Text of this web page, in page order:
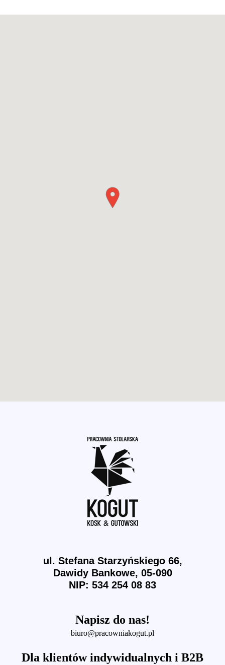
ul. Stefana Starzyńskiego 66,
Dawidy Bankowe, 05-090
NIP: 534 254 08 83
Napisz do nas!
biuro@pracowniakogut.pl
Dla klientów indywidualnych i B2B